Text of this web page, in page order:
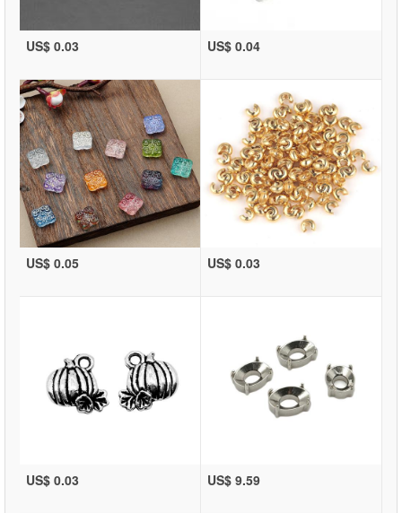
US$ 0.03 US$ 0.04
US$ 0.05 US$ 0.03
US$ 0.03 US$ 9.59